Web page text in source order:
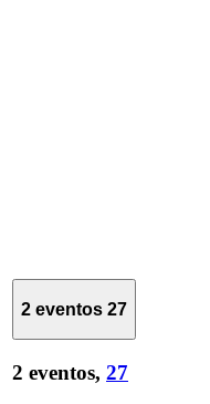
2 eventos 27
2 eventos, 27